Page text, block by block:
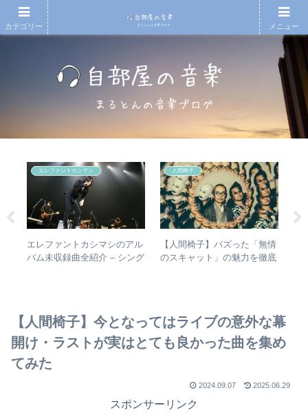
エレファントカシマシ
エレファントカシマシのアル
バム未収録曲全紹介 – シング
人間椅子
【人間椅子】バズった「無情
のスキャット」の魅力を徹底
【人間椅子】今となってはライブの意外な幕
開け・ラストが実はとても良かった曲を集め
てみた
2024.09.07 2025.06.29
スポンサーリンク
カテゴリー メニュー